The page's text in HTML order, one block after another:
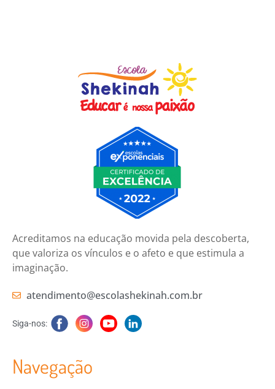
Acreditamos na educação movida pela descoberta,
que valoriza os vínculos e o afeto e que estimula a
imaginação.
atendimento@escolashekinah.com.br
Siga-nos:
Navegação